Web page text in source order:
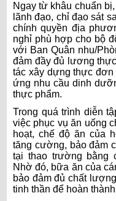
Ngay từ khâu chuẩn
lãnh đạo, chỉ đạo sát
chính quyền địa
nghỉ phù hợp cho bộ
với Ban Quân nhu/
đảm đầy đủ lương
tác xây dựng thực
ứng nhu cầu dinh
thực phẩm.
Trong quá trình diễn
việc phục vụ ăn uống
hoạt, chế độ ăn của
tăng cường, bảo đảm
tại thao trường bằng
Nhờ đó, bữa ăn của
bảo đảm đủ chất
tinh thần để hoàn